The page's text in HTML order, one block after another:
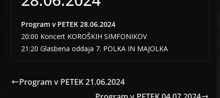
Program v PETEK 28.06.2024
20:00 Koncert KOROŠKIH SIMFONIKOV
21:20 Glasbena oddaja 7. POLKA IN MAJOLKA
Program v PETEK 21.06.2024